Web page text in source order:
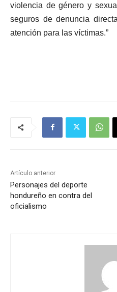
violencia de género y
seguros de denuncia
atención para las víctimas.”
Artículo anterior
Personajes del deporte
hondureño en contra del
oficialismo